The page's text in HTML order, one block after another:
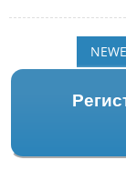
navigation